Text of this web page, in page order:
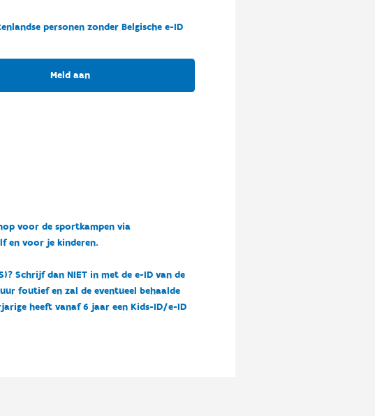
personen zonder Belgische e-ID
Meld aan
voor de sportkampen via
en voor je kinderen.
Schrijf dan NIET in met de e-ID van de
foutief en zal de eventueel behaalde
heeft vanaf 6 jaar een Kids-ID/e-ID